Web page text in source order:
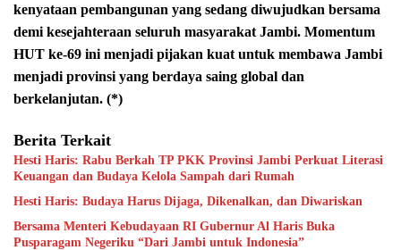
kenyataan pembangunan yang sedang diwujudkan bersama
demi kesejahteraan seluruh masyarakat Jambi. Momentum
HUT ke-69 ini menjadi pijakan kuat untuk membawa Jambi
menjadi provinsi yang berdaya saing global dan
berkelanjutan. (*)
Berita Terkait
Hesti Haris: Rabu Berkah TP PKK Provinsi Jambi Perkuat Literasi
Keuangan dan Budaya Kelola Sampah dari Rumah
Hesti Haris: Budaya Harus Dijaga, Dikenalkan, dan Diwariskan
Bersama Menteri Kebudayaan RI Gubernur Al Haris Buka
Pusparagam Negeriku “Dari Jambi untuk Indonesia”